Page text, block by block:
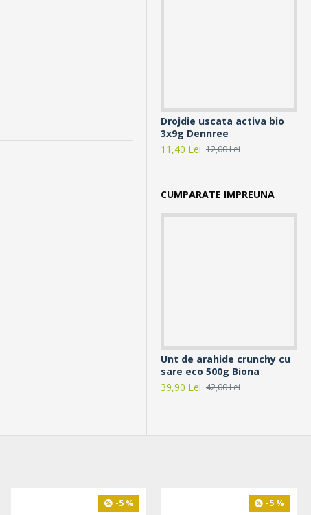
Drojdie uscata activa bio
3x9g Dennree
11,40 Lei 12,00 Lei
CUMPARATE IMPREUNA
Unt de arahide crunchy cu
sare eco 500g Biona
39,90 Lei 42,00 Lei
-5 %
-5 % -5 %